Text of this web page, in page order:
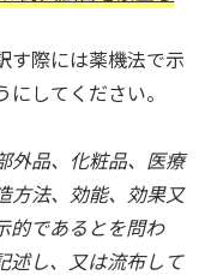
す際には薬機法で示
してください。
品、化粧品、医療
方法、効能、効果又
的であるとを問わ
述し、又は流布して